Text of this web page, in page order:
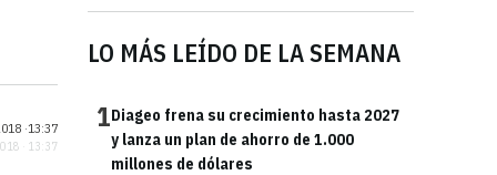
LO MÁS LEÍDO DE LA SEMANA
1Diageo frena su crecimiento hasta 2027
y lanza un plan de ahorro de 1.000
millones de dólares
·13:37
· 13:37